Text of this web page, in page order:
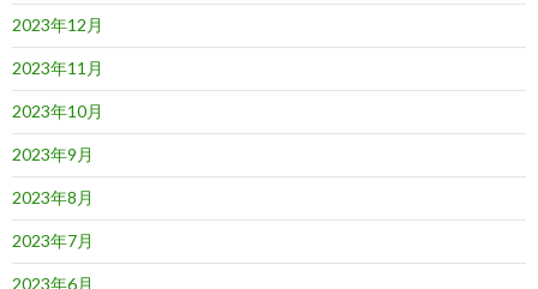
2023年12月
2023年11月
2023年10月
2023年9月
2023年8月
2023年7月
2023年6月